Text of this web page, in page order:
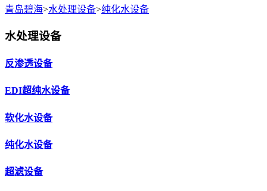
青岛碧海>水处理设备>纯化水设备
水处理设备
反渗透设备
EDI超纯水设备
软化水设备
纯化水设备
超滤设备